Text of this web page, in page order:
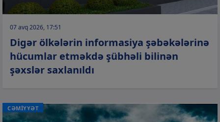
07 avq 2026, 17:51
Digər ölkələrin informasiya şəbəkələrinə
hücumlar etməkdə şübhəli bilinən
şəxslər saxlanıldı
CƏMİYYƏT